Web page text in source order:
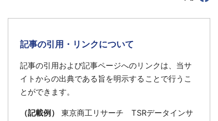
記事の引用・リンクについて
記事の引用および記事ページへのリンクは、当サ
イトからの出典である旨を明示することで行うこ
とができます。
（記載例）
東京商工リサーチ TSRデータインサ